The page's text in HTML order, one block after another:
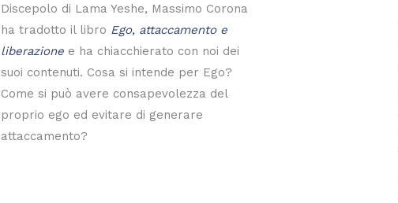
Discepolo di Lama Yeshe, Massimo Corona
ha tradotto il libro Ego, attaccamento e
liberazione e ha chiacchierato con noi dei
suoi contenuti. Cosa si intende per Ego?
Come si può avere consapevolezza del
proprio ego ed evitare di generare
attaccamento?